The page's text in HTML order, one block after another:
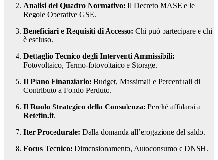
Analisi del Quadro Normativo: Il Decreto MASE e le
Regole Operative GSE.
Beneficiari e Requisiti di Accesso: Chi può partecipare e chi
è escluso.
Dettaglio Tecnico degli Interventi Ammissibili:
Fotovoltaico, Termo-fotovoltaico e Storage.
Il Piano Finanziario: Budget, Massimali e Percentuali di
Contributo a Fondo Perduto.
Il Ruolo Strategico della Consulenza: Perché affidarsi a
Retefin.it.
Iter Procedurale: Dalla domanda all’erogazione del saldo.
Focus Tecnico: Dimensionamento, Autoconsumo e DNSH.